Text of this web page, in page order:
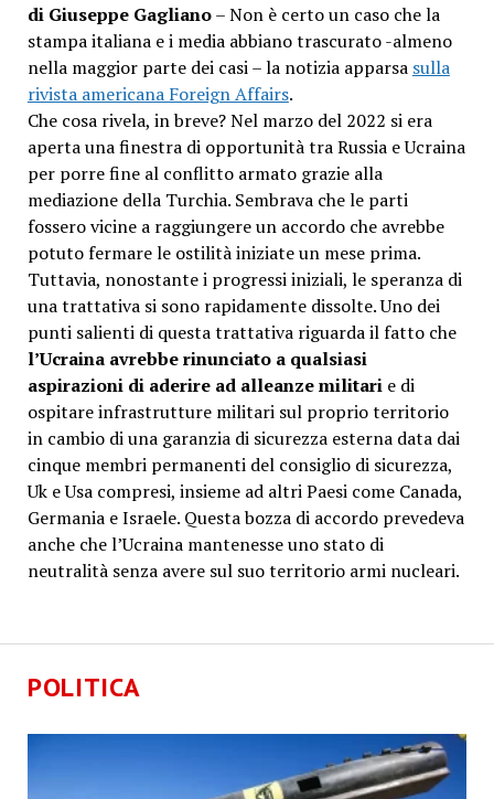
POLITICA
di Giuseppe Gagliano– Non è certo un caso che la
stampa italiana e i media abbiano trascurato -almeno
nella maggior parte dei casi – la notizia apparsa sulla
rivista americana Foreign Affairs.
Che cosa rivela, in breve? Nel marzo del 2022 si era
aperta una finestra di opportunità tra Russia e Ucraina
per porre fine al conflitto armato grazie alla
mediazione della Turchia. Sembrava che le parti
fossero vicine a raggiungere un accordo che avrebbe
potuto fermare le ostilità iniziate un mese prima.
Tuttavia, nonostante i progressi iniziali, le speranza di
una trattativa si sono rapidamente dissolte. Uno dei
punti salienti di questa trattativa riguarda il fatto che
l’Ucraina avrebbe rinunciato a qualsiasi
aspirazioni di aderire ad alleanze militarie di
ospitare infrastrutture militari sul proprio territorio
in cambio di una garanzia di sicurezza esterna data dai
cinque membri permanenti del consiglio di sicurezza,
Uk e Usa compresi, insieme ad altri Paesi come Canada,
Germania e Israele. Questa bozza di accordo prevedeva
anche che l’Ucraina mantenesse uno stato di
neutralità senza avere sul suo territorio armi nucleari.